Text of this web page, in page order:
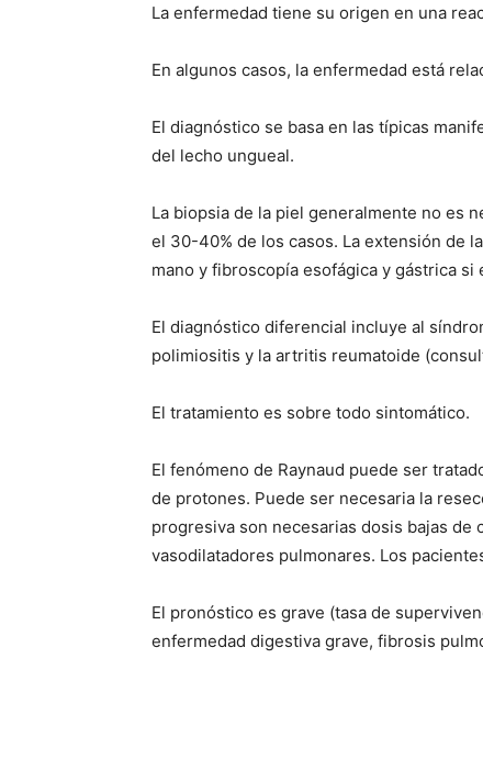
La enfermedad tiene su origen en una
En algunos casos, la enfermedad está
El diagnóstico se basa en las típicas
del lecho ungueal.
La biopsia de la piel generalmente no es
el 30-40% de los casos. La extensión de
mano y fibroscopía esofágica y gástrica si
El diagnóstico diferencial incluye al
polimiositis y la artritis reumatoide
El tratamiento es sobre todo sintomático.
El fenómeno de Raynaud puede ser
de protones. Puede ser necesaria la
progresiva son necesarias dosis bajas
vasodilatadores pulmonares. Los
El pronóstico es grave (tasa de
enfermedad digestiva grave, fibrosis